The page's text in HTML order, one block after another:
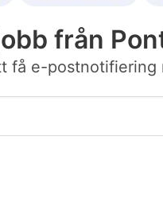
från
få e-